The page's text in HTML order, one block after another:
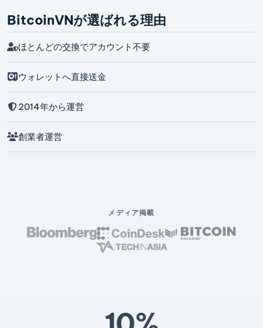
BitcoinVNが選ばれる理由
ほとんどの交換でアカウント不要
ウォレットへ直接送金
2014年から運営
創業者運営
メディア掲載